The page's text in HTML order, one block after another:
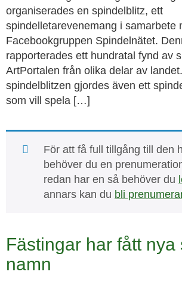
organiserades en spindelblitz, ett
spindelletarevenemang i samarbete
Facebookgruppen Spindelnätet.
rapporterades ett hundratal fynd av
ArtPortalen från olika delar av
spindelblitzen gjordes även ett
som vill spela […]
För att få full tillgång till den
behöver du en
redan har en så behöver du
annars kan du bli
Fästingar har fått nya
namn